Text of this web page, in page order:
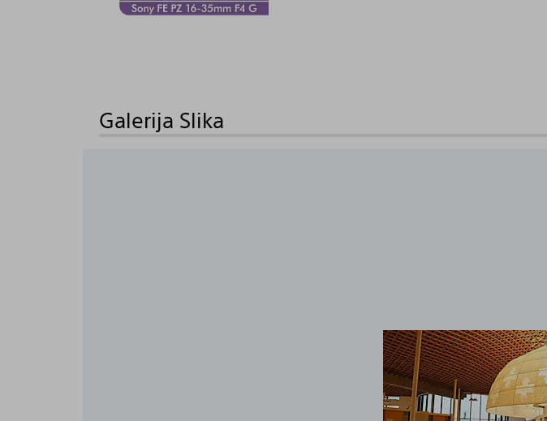
Galerija Slika